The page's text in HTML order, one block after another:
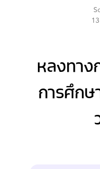
หลงทาง
การศึกษ